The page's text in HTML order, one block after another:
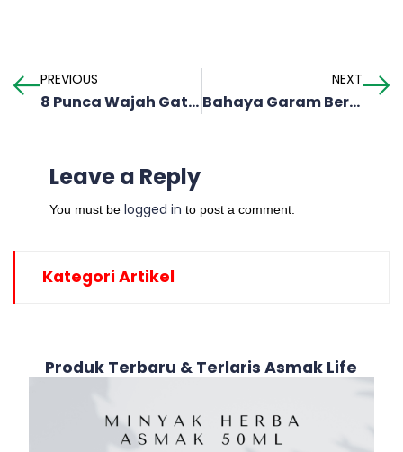
PREVIOUS
8 Punca Wajah Gatal & Beruntusan
NEXT
Bahaya Garam Berlebihan: Ancaman Kepada Buah Pinggang
Leave a Reply
You must be logged in to post a comment.
Kategori Artikel
Produk Terbaru & Terlaris Asmak Life